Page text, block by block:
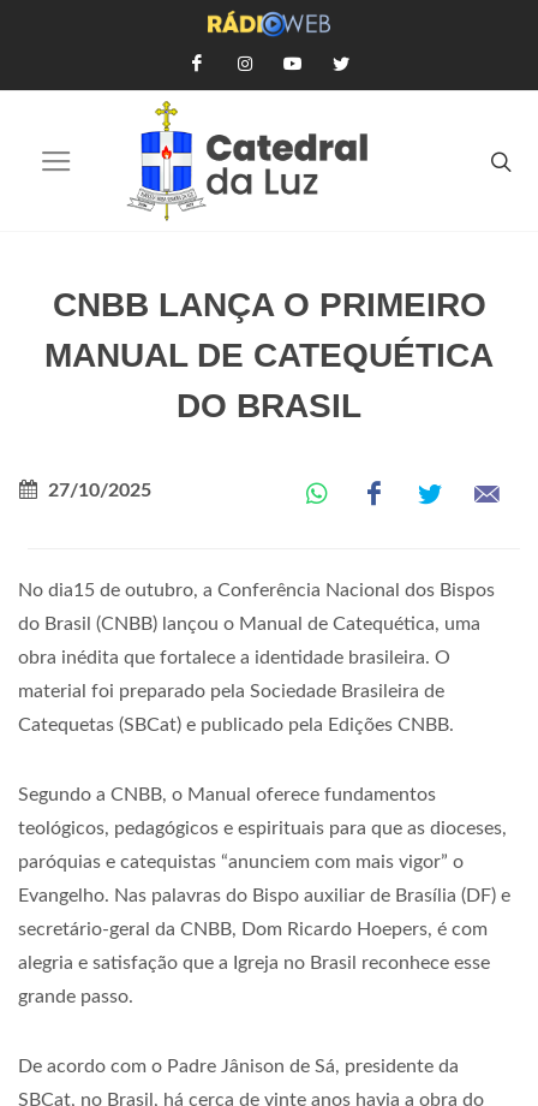
CNBB LANÇA O PRIMEIRO
MANUAL DE CATEQUÉTICA
DO BRASIL
27/10/2025
No dia15 de outubro, a Conferência Nacional dos Bispos
do Brasil (CNBB) lançou o Manual de Catequética, uma
obra inédita que fortalece a identidade brasileira. O
material foi preparado pela Sociedade Brasileira de
Catequetas (SBCat) e publicado pela Edições CNBB.
Segundo a CNBB, o Manual oferece fundamentos
teológicos, pedagógicos e espirituais para que as dioceses,
paróquias e catequistas “anunciem com mais vigor” o
Evangelho. Nas palavras do Bispo auxiliar de Brasília (DF) e
secretário-geral da CNBB, Dom Ricardo Hoepers, é com
alegria e satisfação que a Igreja no Brasil reconhece esse
grande passo.
De acordo com o Padre Jânison de Sá, presidente da
SBCat, no Brasil, há cerca de vinte anos havia a obra do